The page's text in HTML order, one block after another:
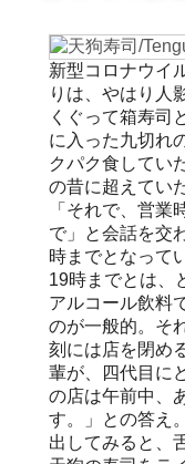
新型コロナウイ
りは、やはり人
くぐって箱寿司
に入った九切れ
クパク食してい
の昔に超えてい
「それで、営業
で」と会話を交
時までとなって
19時までとは、
アルコール飲料
のが一般的。そ
刻には店を閉め
輩が、四代目に
の店は午前中、
す。」との答え
出してみると、